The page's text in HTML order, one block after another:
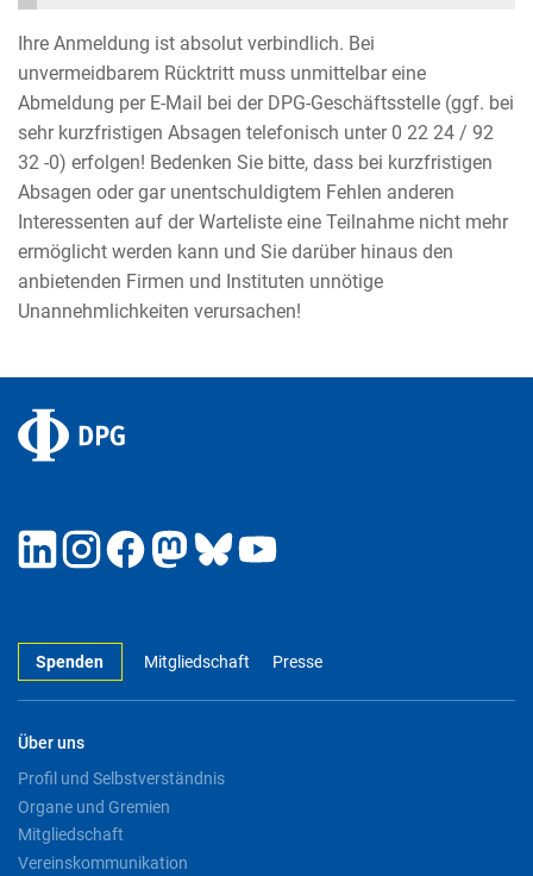
Ihre Anmeldung ist absolut verbindlich. Bei
unvermeidbarem Rücktritt muss unmittelbar eine
Abmeldung per E-Mail bei der DPG-Geschäftsstelle (ggf. bei
sehr kurzfristigen Absagen telefonisch unter 0 22 24 / 92
32 -0) erfolgen! Bedenken Sie bitte, dass bei kurzfristigen
Absagen oder gar unentschuldigtem Fehlen anderen
Interessenten auf der Warteliste eine Teilnahme nicht mehr
ermöglicht werden kann und Sie darüber hinaus den
anbietenden Firmen und Instituten unnötige
Unannehmlichkeiten verursachen!
Spenden Mitgliedschaft Presse
Über uns
Profil und Selbstverständnis
Organe und Gremien
Mitgliedschaft
Vereinskommunikation